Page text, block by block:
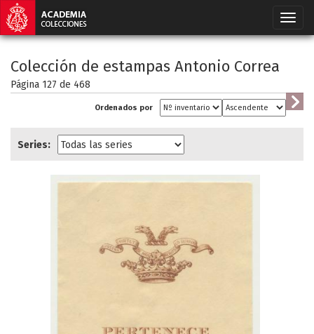
Colección de estampas Antonio Correa
Página 127 de 468
Ordenados por
Series: